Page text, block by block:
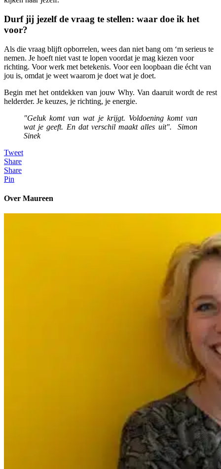
Durf jij jezelf de vraag te stellen: waar doe ik het
voor?
Als die vraag blijft opborrelen, wees dan niet bang om ‘m serieus te
nemen. Je hoeft niet vast te lopen voordat je mag kiezen voor
richting. Voor werk met betekenis. Voor een loopbaan die écht van
jou is, omdat je weet waarom je doet wat je doet.
Begin met het ontdekken van jouw Why. Van daaruit wordt de rest
helderder. Je keuzes, je richting, je energie.
"Geluk komt van wat je krijgt. Voldoening komt van
wat je geeft. En dat verschil maakt alles uit". Simon
Sinek
Tweet
Share
Share
Pin
Over Maureen